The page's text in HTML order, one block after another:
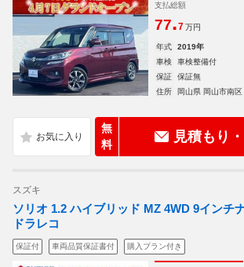
支払総額
77.7 万円
年式 2019年
車検
車検整備付
保証
保証無
住所
岡山県 岡山市南区
無
料
見積もり
スズキ
ソリオ 1.2 ハイブリッド MZ 4WD 9イン
ドラレコ
保証付 車両品質保証書付 購入プラン付き